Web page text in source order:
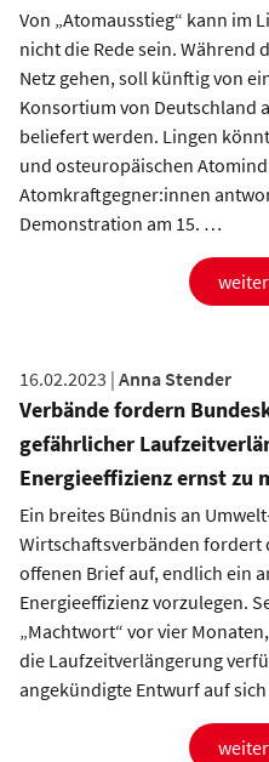
Von „Atomausstieg“ kann im
nicht die Rede sein. Während
Netz gehen, soll künftig von
Konsortium von Deutschland
beliefert werden. Lingen
und osteuropäischen
Atomkraftgegner:innen
Demonstration am 15. …
16.02.2023 | Anna Stender
Verbände fordern
gefährlicher
Energieeffizienz ernst zu
Ein breites Bündnis an
Wirtschaftsverbänden fordert
offenen Brief auf, endlich ein
Energieeffizienz vorzulegen.
„Machtwort“ vor vier
die Laufzeitverlängerung
angekündigte Entwurf auf